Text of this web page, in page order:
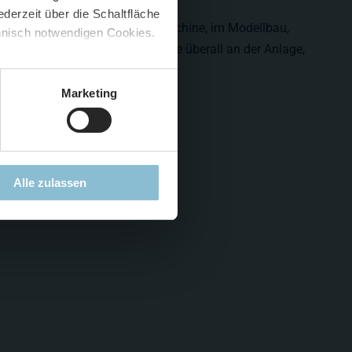
über die Schaltfläche
notwendigen Cookies.
Marketing
Alle zulassen
eine ganz ungewöhnliche Maschine, im Modellbau,
gerade die neuen Vorhänge, die überall an der Anlage,
werden.